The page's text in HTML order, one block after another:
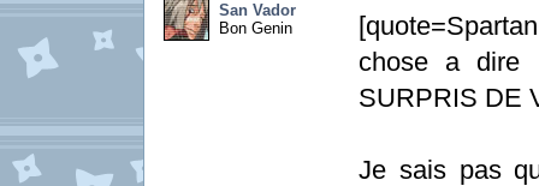
San Vador
Bon Genin
chose a dire
SURPRIS DE
Je sais pas